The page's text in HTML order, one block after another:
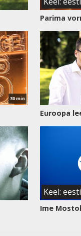
Parima
30 min
Euroopa
Keel: eesti
Ime